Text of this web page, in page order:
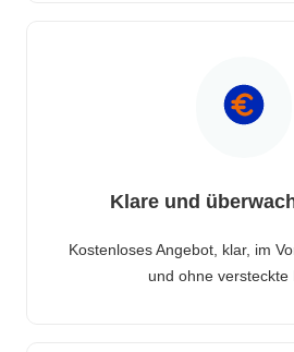
Klare und
Kostenloses Angebot, klar, im
und ohne versteckte